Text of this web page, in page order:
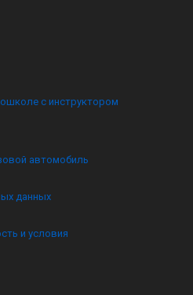
с инструктором
автомобиль
данных
и условия